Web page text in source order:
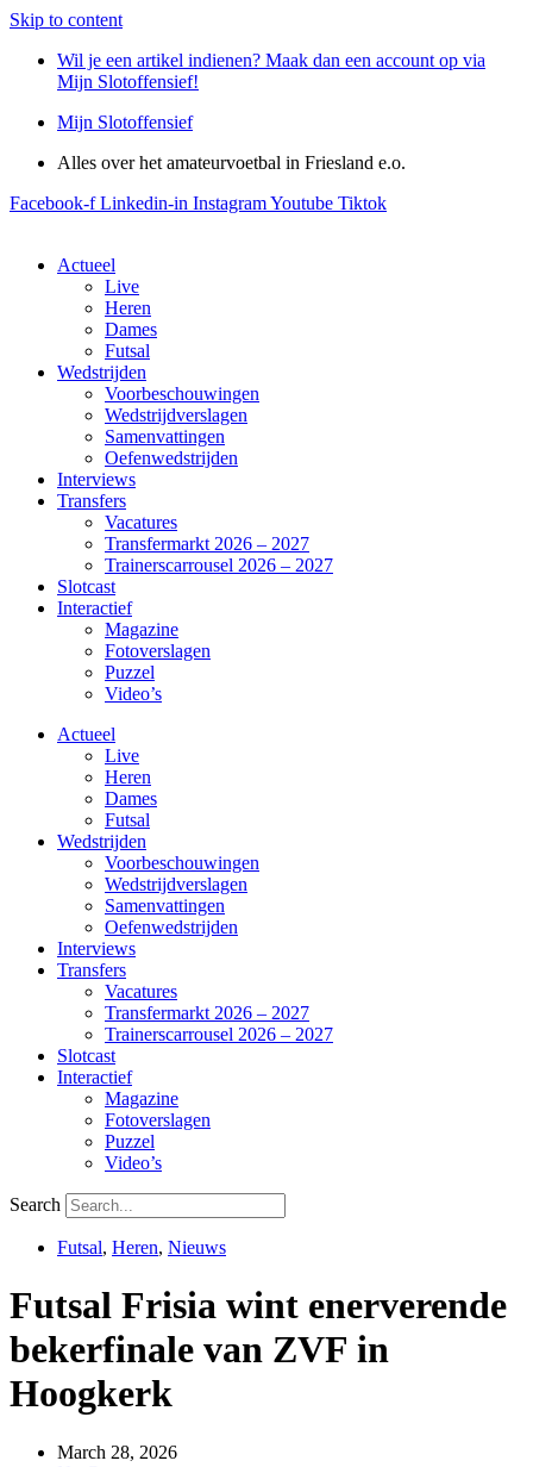
Skip to content
Wil je een artikel indienen? Maak dan een account op via
Mijn Slotoffensief!
Mijn Slotoffensief
Alles over het amateurvoetbal in Friesland e.o.
Facebook-f Linkedin-in InstagramYoutube Tiktok
Actueel
Live
Heren
Dames
Futsal
Wedstrijden
Voorbeschouwingen
Wedstrijdverslagen
Samenvattingen
Oefenwedstrijden
Interviews
Transfers
Vacatures
Transfermarkt 2026 – 2027
Trainerscarrousel 2026 – 2027
Slotcast
Interactief
Magazine
Fotoverslagen
Puzzel
Video’s
Actueel
Live
Heren
Dames
Futsal
Wedstrijden
Voorbeschouwingen
Wedstrijdverslagen
Samenvattingen
Oefenwedstrijden
Interviews
Transfers
Vacatures
Transfermarkt 2026 – 2027
Trainerscarrousel 2026 – 2027
Slotcast
Interactief
Magazine
Fotoverslagen
Puzzel
Video’s
Search
Futsal, Heren, Nieuws
Futsal Frisia wint enerverende
bekerfinale van ZVF in
Hoogkerk
March 28, 2026